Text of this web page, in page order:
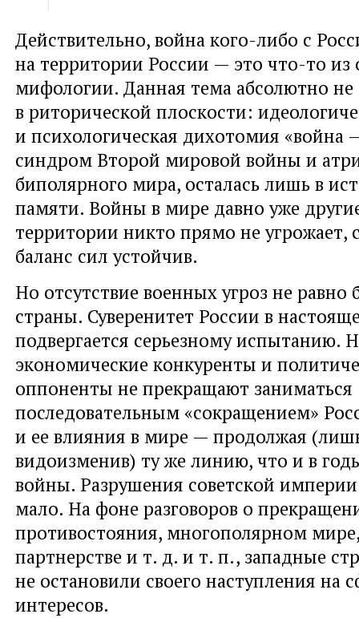
Действительно, война кого-либо с
на территории России — это что-то из
мифологии. Данная тема абсолютно не
в риторической плоскости:
и психологическая дихотомия «война
синдром Второй мировой войны и
биполярного мира, осталась лишь в
памяти. Войны в мире давно уже
территории никто прямо не угрожает,
баланс сил устойчив.
Но отсутствие военных угроз не равно
страны. Суверенитет России в
подвергается серьезному испытанию.
экономические конкуренты и
оппоненты не прекращают заниматься
последовательным «сокращением»
и ее влияния в мире — продолжая
видоизменив) ту же линию, что и в
войны. Разрушения советской
мало. На фоне разговоров о
противостояния, многополярном
партнерстве и т. д. и т. п., западные
не остановили своего наступления на
интересов.